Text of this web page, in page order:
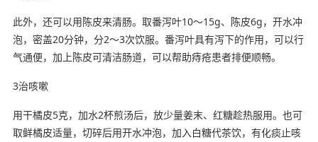
此外，还可以用陈皮来清肠。取番泻叶10～15g、陈皮6g，开水冲
泡，密盖20分钟，分2～3次饮服。番泻叶具有泻下的作用，可以行
气通便，加上陈皮可清洁肠道，可以帮助痔疮患者排便顺畅。
3治咳嗽
用干橘皮5克，加水2杯煎汤后，放少量姜末、红糖趁热服用。也可
取鲜橘皮适量，切碎后用开水冲泡，加入白糖代茶饮，有化痰止咳